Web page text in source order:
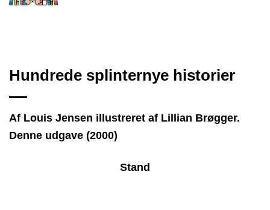
Hundrede splinternye historier
Af Louis Jensen illustreret af Lillian Brøgger.
Denne udgave (2000)
Stand